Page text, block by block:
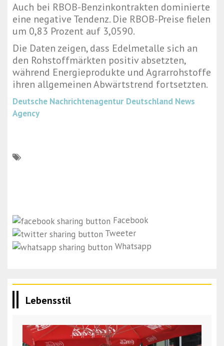
Auch bei RBOB-Benzinkontrakten dominierte
eine negative Tendenz. Die RBOB-Preise fielen
um 0,83 Prozent auf 3,0590.
Die Daten zeigen, dass Edelmetalle sich an
den Rohstoffmärkten positiv absetzten,
während Energieprodukte und Agrarrohstoffe
ihren allgemeinen Abwärtstrend fortsetzten.
Deutsche Nachrichtenagentur Deutschland News
Agency
Facebook
Tweeter
Whatsapp
Lebensstil